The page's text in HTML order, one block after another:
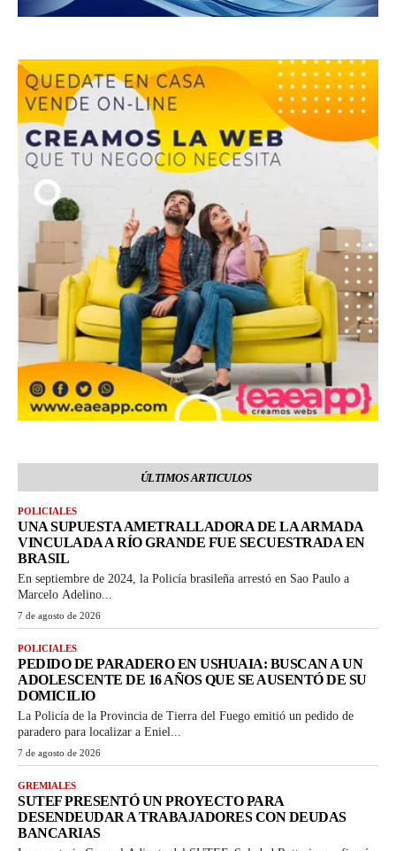
ÚLTIMOS ARTICULOS
POLICIALES
UNA SUPUESTA AMETRALLADORA DE LA ARMADA
VINCULADA A RÍO GRANDE FUE SECUESTRADA EN
BRASIL
En septiembre de 2024, la Policía brasileña arrestó en Sao Paulo a
Marcelo Adelino...
7 de agosto de 2026
POLICIALES
PEDIDO DE PARADERO EN USHUAIA: BUSCAN A UN
ADOLESCENTE DE 16 AÑOS QUE SE AUSENTÓ DE SU
DOMICILIO
La Policía de la Provincia de Tierra del Fuego emitió un pedido de
paradero para localizar a Eniel...
7 de agosto de 2026
GREMIALES
SUTEF PRESENTÓ UN PROYECTO PARA
DESENDEUDAR A TRABAJADORES CON DEUDAS
BANCARIAS